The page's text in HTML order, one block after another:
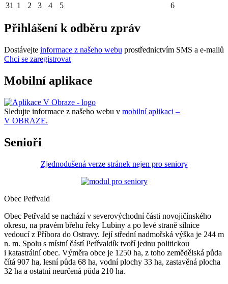
31 1 2 3 4 5 6
Přihlášení k odběru zpráv
Dostávejte informace z našeho webu prostřednictvím SMS a e-mailů
Chci se zaregistrovat
Mobilní aplikace
Sledujte informace z našeho webu v mobilní aplikaci –
V OBRAZE.
Senioři
Zjednodušená verze stránek nejen pro seniory
Obec Petřvald
Obec Petřvald se nachází v severovýchodní části novojičínského
okresu, na pravém břehu řeky Lubiny a po levé straně silnice
vedoucí z Příbora do Ostravy. Její střední nadmořská výška je 244 m
n. m. Spolu s místní částí Petřvaldík tvoří jednu politickou
i katastrální obec. Výměra obce je 1250 ha, z toho zemědělská půda
čítá 907 ha, lesní půda 68 ha, vodní plochy 33 ha, zastavěná plocha
32 ha a ostatní neurčená půda 210 ha.